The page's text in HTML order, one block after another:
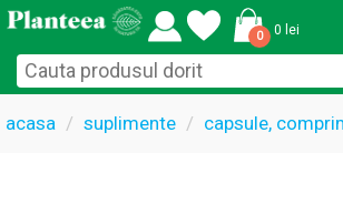
0 0 lei
acasa suplimente capsule,